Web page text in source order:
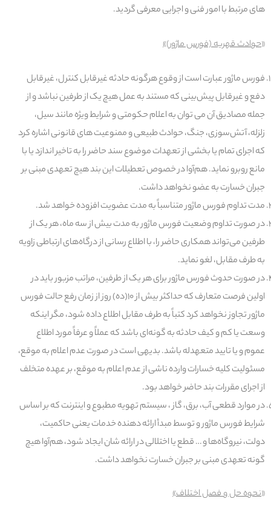
های مرتبط با امور فنی و اجرایی معرفی گردید.
«حوادث قهریه (فورس ماژور)»
فورس ماژور عبارت است از وقوع هرگونه حادثه غیرقابل کنترل، غیرقابل
دفع و غیرقابل پیش‌بینی که مستند به عمل هیچ یک از طرفین نباشد و از
جمله مصادیق آن می توان به اعلام حکومتی و شرایط ویژه مانند سیل،
زلزله، آتش‌سوزی، جنگ، حوادث طبیعی و ممنوعیت های قانونی اشاره کرد
که اجرای تمام یا بخشی از تعهدات موضوع سند حاضر را به تاخیر اندازد یا با
مانع روبرو نماید. هم‌آوا در خصوص تعطیلات این بند هیچ تعهدی مبنی بر
جبران خسارت به عضو نخواهد داشت.
مدت تداوم فورس ماژور متناسباً به مدت عضویت افزوده خواهد شد.
در صورت تداوم وضعیت فورس ماژور به مدت بیش از سه ماه، هر یک از
طرفین می‌تواند همکاری حاضر را، با اطلاع رسانی از درگاه‌های ارتباطی زاویه
به طرف مقابل، لغو نماید.
در صورت حدوث فورس ماژور برای هر یک از طرفین، مراتب مزبور باید در
اولین فرصت متعارف که حداکثر بیش از ۱۰(ده) روز از زمان رفع حالت فورس
ماژور تجاوز نخواهد کرد کتباً به طرف مقابل اطلاع داده شود، مگر اینکه
وسعت یا کم و کیف حادثه به گونه‌ای باشد که عملاً و عرفاً مورد اطلاع
عموم و یا تایید متعهدله باشد. بدیهی است در صورت عدم اعلام به موقع،
مسئولیت کلیه خسارات وارده ناشی از عدم اعلام به موقع، بر عهده متخلف
از اجرای مقررات بند حاضر خواهد بود.
در موارد قطعی آب، برق، گاز ، سیستم تهویه مطبوع و اینترنت که بر اساس
شرایط فورس ماژور و توسط مبدأ ارائه دهنده خدمات یعنی حاکمیت،
دولت، نیروگاه‌ها و … قطع یا اختلالی در ارائه شان ایجاد شود، هم‌آوا هیچ
گونه تعهدی مبنی بر جبران خسارت نخواهد داشت.
«نحوه حل و فصل اختلاف»